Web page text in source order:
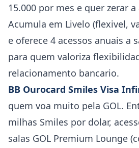
15.000 por mes e quer zerar
Acumula em Livelo (flexivel,
e oferece 4 acessos anuais a
para quem valoriza
relacionamento bancario.
BB Ourocard Smiles Visa
quem voa muito pela GOL.
milhas Smiles por dolar,
salas GOL Premium Lounge